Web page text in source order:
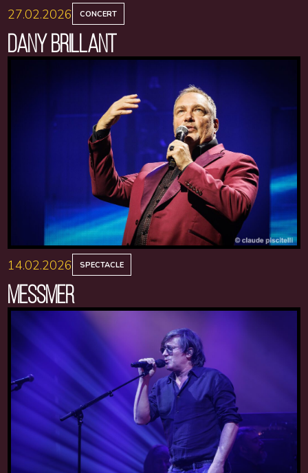
27.02.2026 CONCERT
DANY BRILLANT
14.02.2026 SPECTACLE
MESSMER